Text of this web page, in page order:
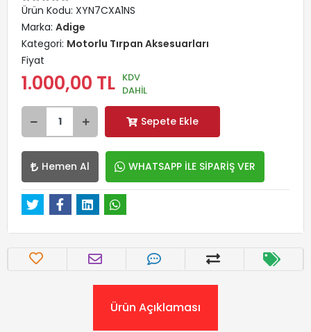
Ürün Kodu: XYN7CXA1NS
Marka: Adige
Kategori: Motorlu Tırpan Aksesuarları
Fiyat
1.000,00 TL KDV
DAHİL
Sepete Ekle
Hemen Al WHATSAPP İLE SİPARİŞ VER
Ürün Açıklaması